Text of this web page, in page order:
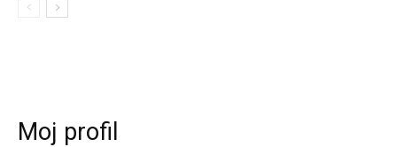
Moj profil